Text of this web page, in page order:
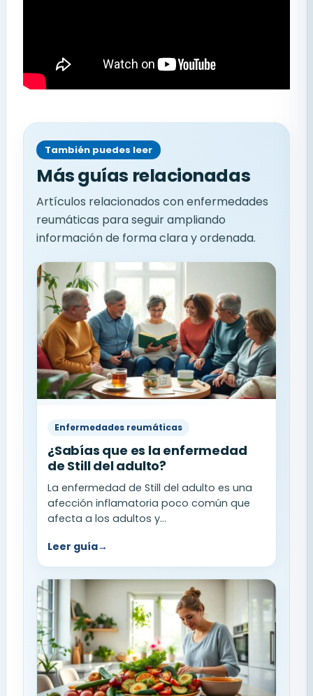
También puedes leer
Más guías relacionadas
Artículos relacionados con enfermedades
reumáticas para seguir ampliando
información de forma clara y ordenada.
Enfermedades reumáticas
¿Sabías que es la enfermedad
de Still del adulto?
La enfermedad de Still del adulto es una
afección inflamatoria poco común que
afecta a los adultos y...
Leer guía→